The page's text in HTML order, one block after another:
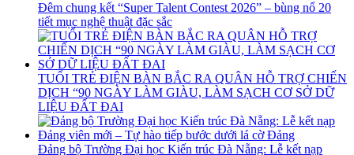
Đêm chung kết “Super Talent Contest 2026” – bùng nổ 20
tiết mục nghệ thuật đặc sắc
TUỔI TRẺ ĐIỆN BÀN BẮC RA QUÂN HỖ TRỢ CHIẾN
DỊCH “90 NGÀY LÀM GIÀU, LÀM SẠCH CƠ SỞ DỮ
LIỆU ĐẤT ĐAI
Đảng bộ Trường Đại học Kiến trúc Đà Nẵng: Lễ kết nạp